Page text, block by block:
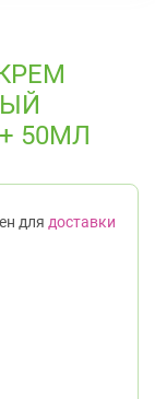
50МЛ
для доставки